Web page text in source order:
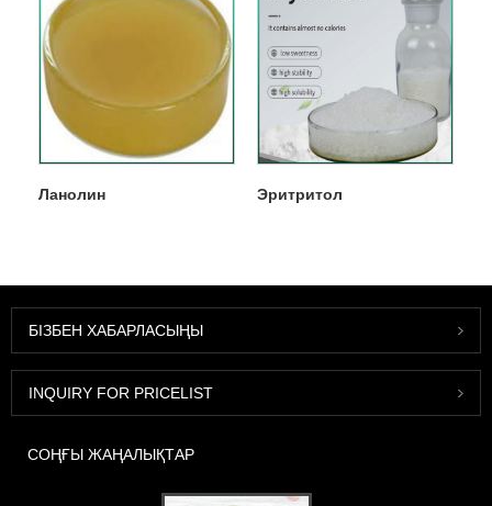
Ланолин Эритритол
БІЗБЕН ХАБАРЛАСЫҢЫ
INQUIRY FOR PRICELIST
СОҢҒЫ ЖАҢАЛЫҚТАР